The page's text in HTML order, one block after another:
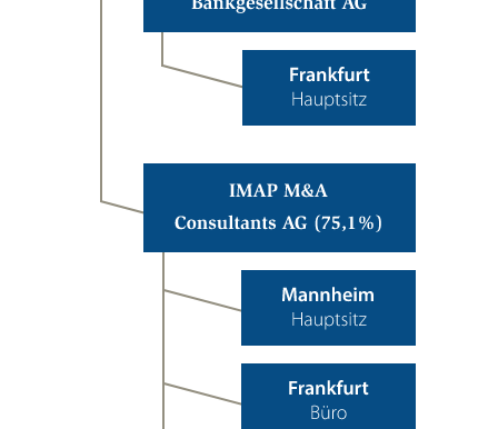
Bankgesellschaft Aktiengesellschaft
International Mergers and Acquisitions Partners
(IMAP)ConsultantsAktiengesellschaft (75.1 %)